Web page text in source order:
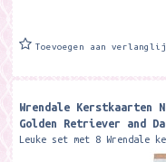
Toevoegen aan
Wrendale Kerstkaarten
Golden Retriever and
Leuke set met 8 Wrendale
van de kaart staat de